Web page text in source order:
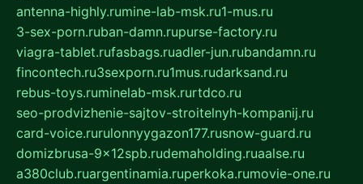
antenna-highly.rumine-lab-msk.ru1-mus.ru
3-sex-porn.ruban-damn.rupurse-factory.ru
viagra-tablet.rufasbags.ruadler-jun.rubandamn.ru
fincontech.ru3sexporn.ru1mus.rudarksand.ru
rebus-toys.ruminelab-msk.rurtdco.ru
seo-prodvizhenie-sajtov-stroitelnyh-kompanij.ru
card-voice.rurulonnyygazon177.rusnow-guard.ru
domizbrusa-9x12spb.rudemaholding.ruaalse.ru
a380club.ruargentinamia.ruperkoka.rumovie-one.ru